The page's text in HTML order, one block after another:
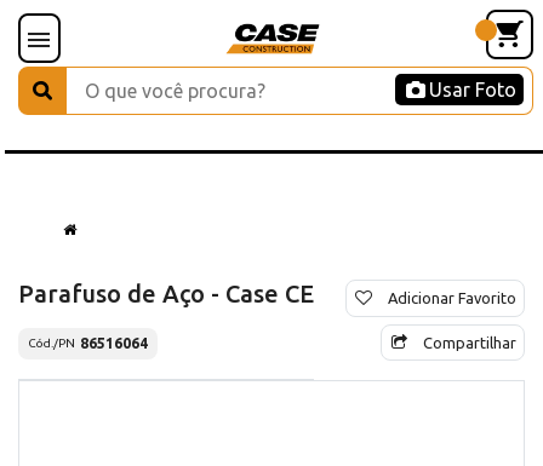
Usar Foto
Parafuso de Aço - Case CE
Cód./PN 86516064
Adicionar Favorito
Compartilhar